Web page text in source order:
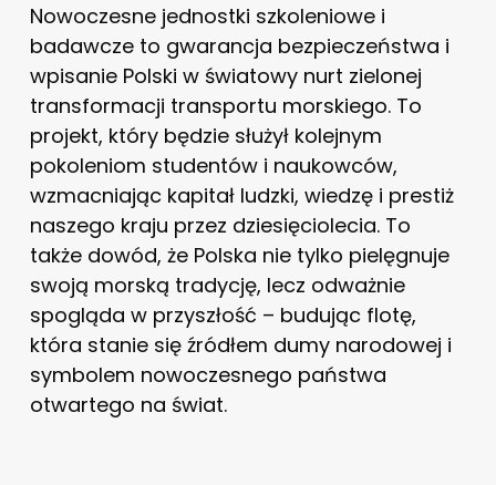
Nowoczesne jednostki szkoleniowe i
badawcze to gwarancja bezpieczeństwa i
wpisanie Polski w światowy nurt zielonej
transformacji transportu morskiego. To
projekt, który będzie służył kolejnym
pokoleniom studentów i naukowców,
wzmacniając kapitał ludzki, wiedzę i prestiż
naszego kraju przez dziesięciolecia. To
także dowód, że Polska nie tylko pielęgnuje
swoją morską tradycję, lecz odważnie
spogląda w przyszłość – budując flotę,
która stanie się źródłem dumy narodowej i
symbolem nowoczesnego państwa
otwartego na świat.